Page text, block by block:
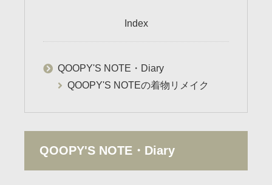
Index
QOOPY'S NOTE・Diary
QOOPY'S NOTEの着物リメイク
QOOPY'S NOTE・Diary